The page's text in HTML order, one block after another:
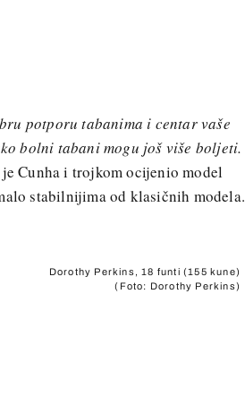
potporu tabanima i centar vaše
bolni tabani mogu još više boljeti.
je Cunha i trojkom ocijenio model
stabilnijima od klasičnih modela.
Dorothy Perkins, 18 funti (155 kune)
(Foto: Dorothy Perkins)